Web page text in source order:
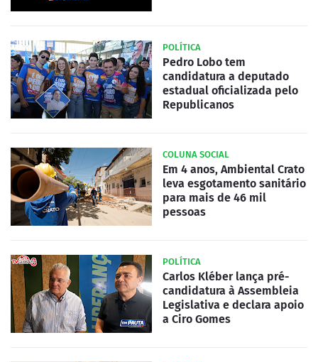
POLÍTICA
Pedro Lobo tem
candidatura a deputado
estadual oficializada pelo
Republicanos
COLUNA SOCIAL
Em 4 anos, Ambiental Crato
leva esgotamento sanitário
para mais de 46 mil
pessoas
POLÍTICA
Carlos Kléber lança pré-
candidatura à Assembleia
Legislativa e declara apoio
a Ciro Gomes